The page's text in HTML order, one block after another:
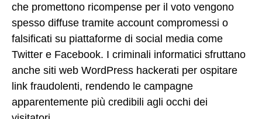
che promettono ricompense per il voto vengono
spesso diffuse tramite account compromessi o
falsificati su piattaforme di social media come
Twitter e Facebook. I criminali informatici sfruttano
anche siti web WordPress hackerati per ospitare
link fraudolenti, rendendo le campagne
apparentemente più credibili agli occhi dei